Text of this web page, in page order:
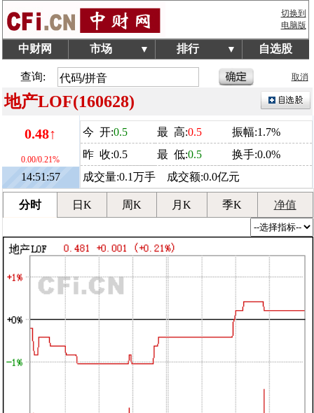
切换到
电脑版
中财网 市场 ▼ 排行 ▼ 自选股
查询: 取消
地产LOF(160628)
0.48↑
0.00/0.21%
14:51:57
今 开:0.5 最 高:0.5
振幅:1.7%
昨 收:0.5
最 低:0.5
换手:0.0%
成交量:0.1万手 成交额:0.0亿元
分时 日K 周K 月K 季K 净值